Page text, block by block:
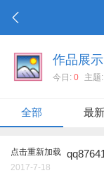
作品展示
今日: 0 主题:
全部 最新
点击重新加载
2017-7-18